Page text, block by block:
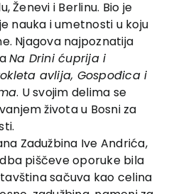
Ženevi i Berlinu. Bio je
nauka i umetnosti u koju
Njagova najpoznatija
Na Drini ćuprija i
avlija, Gospođica i
. U svojim delima se
života u Bosni za
Zadužbina Ive Andrića,
piščeve oporuke bila
sačuva kao celina